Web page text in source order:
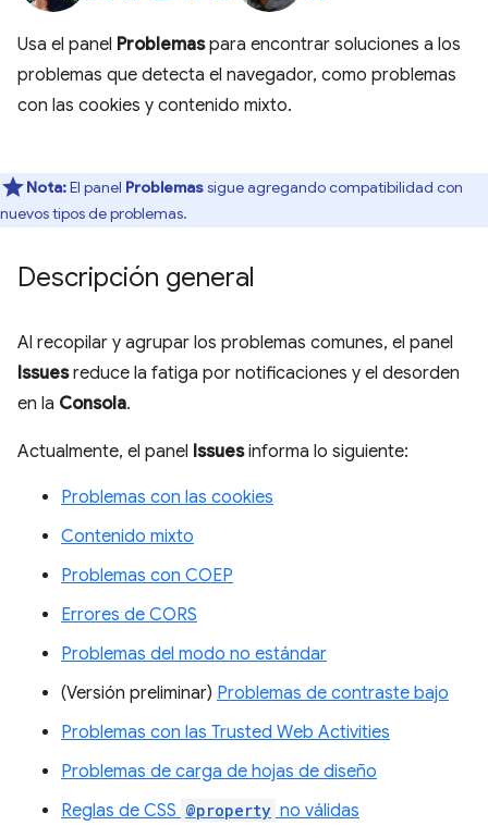
Usa el panel Problemaspara encontrar soluciones a los
problemas que detecta el navegador, como problemas
con las cookies y contenido mixto.
Nota:El panel Problemassigue agregando compatibilidad con
nuevos tipos de problemas.
Descripción general
Al recopilar y agrupar los problemas comunes, el panel
Issuesreduce la fatiga por notificaciones y el desorden
en la Consola.
Actualmente, el panel Issuesinforma lo siguiente:
Problemas con las cookies
Contenido mixto
Problemas con COEP
Errores de CORS
Problemas del modo no estándar
(Versión preliminar) Problemas de contraste bajo
Problemas con las Trusted Web Activities
Problemas de carga de hojas de diseño
Reglas de CSS @property no válidas